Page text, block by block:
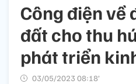
Công điện về
đất cho thu
phát triển
03/05/2023 08:18’